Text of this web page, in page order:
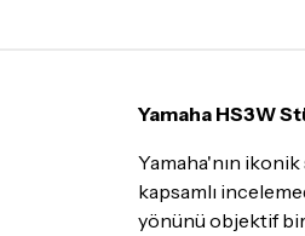
Yamaha HS3W
Yamaha'nın
kapsamlı
yönünü objektif bir